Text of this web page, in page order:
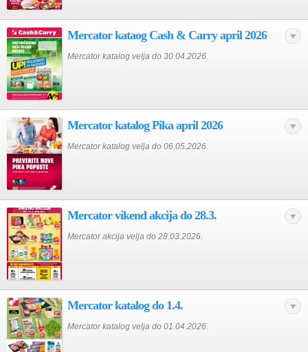
Mercator kataog Cash & Carry april 2026
Mercator katalog velja do 30.04.2026.
Mercator katalog Pika april 2026
Mercator katalog velja do 06.05.2026.
Mercator vikend akcija do 28.3.
Mercator akcija velja do 28.03.2026.
Mercator katalog do 1.4.
Mercator katalog velja do 01.04.2026.